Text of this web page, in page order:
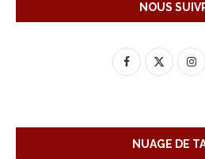
NOUS
NUAGE DE